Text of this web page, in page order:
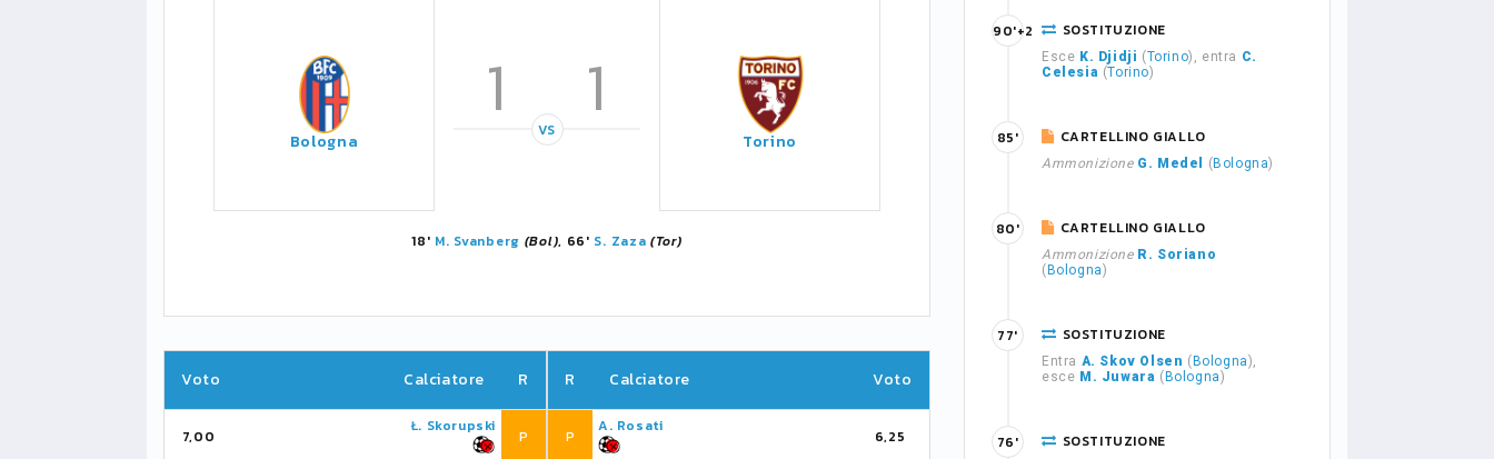
Bologna
1 1
VS Torino
18' M. Svanberg (Bol), 66' S. Zaza (Tor)
Voto Calciatore R
7,00
Ł. Skorupski
P
R Calciatore Voto
P
A. Rosati
6,25
SOSTITUZIONE
Esce K. Djidji (Torino), entra C.
Celesia (Torino)
90'+2
CARTELLINO GIALLO
Ammonizione G. Medel ( Bologna)
85'
CARTELLINO GIALLO
Ammonizione R. Soriano
( Bologna)
80'
SOSTITUZIONE
Entra A. Skov Olsen ( Bologna),
esce M. Juwara ( Bologna)
77'
SOSTITUZIONE
76'